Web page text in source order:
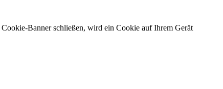
Banner schließen, wird ein Cookie auf Ihrem Gerät